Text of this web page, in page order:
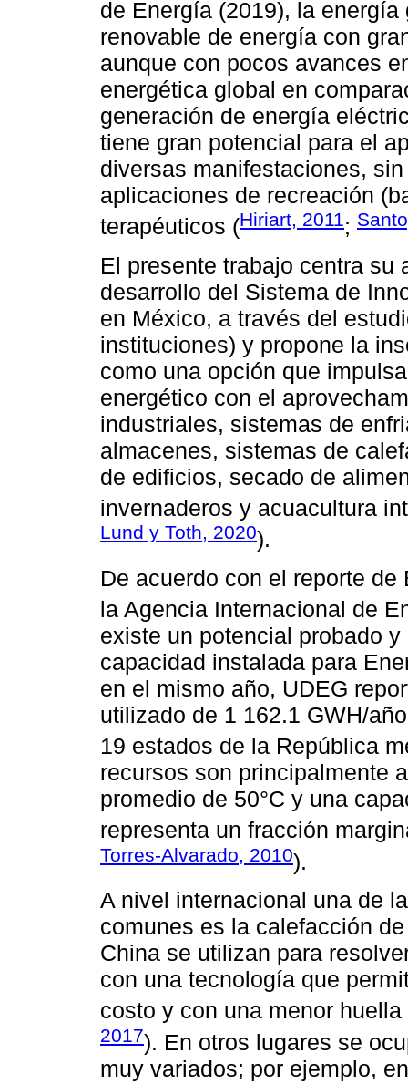
de Energía (2019), la
renovable de energía con
aunque con pocos avances
energética global en
generación de energía
tiene gran potencial para el
diversas manifestaciones,
aplicaciones de recreación
terapéuticos (Hiriart, 2011;
El presente trabajo centra su
desarrollo del Sistema de
en México, a través del
instituciones) y propone la
como una opción que
energético con el
industriales, sistemas de
almacenes, sistemas de
de edificios, secado de
invernaderos y acuacultura
Lund y Toth, 2020).
De acuerdo con el reporte
la Agencia Internacional de
existe un potencial probado
capacidad instalada para
en el mismo año, UDEG
utilizado de 1 162.1 GWH/
19 estados de la República
recursos son principalmente
promedio de 50°C y una
representa un fracción
Torres-Alvarado, 2010).
A nivel internacional una de
comunes es la calefacción
China se utilizan para
con una tecnología que
costo y con una menor
2017). En otros lugares se
muy variados; por ejemplo,